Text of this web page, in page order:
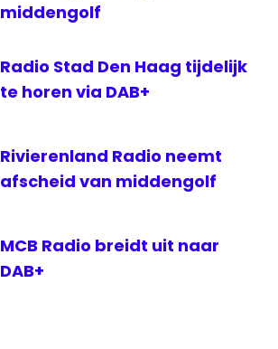
middengolf
Radio Stad Den Haag tijdelijk
te horen via DAB+
Rivierenland Radio neemt
afscheid van middengolf
MCB Radio breidt uit naar
DAB+